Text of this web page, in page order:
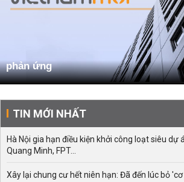
phản ứng
TIN MỚI NHẤT
Hà Nội gia hạn điều kiện khởi công loạt siêu dự
Quang Minh, FPT...
Xây lại chung cư hết niên hạn: Đã đến lúc bỏ